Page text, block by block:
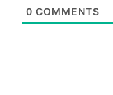
0 COMMENTS